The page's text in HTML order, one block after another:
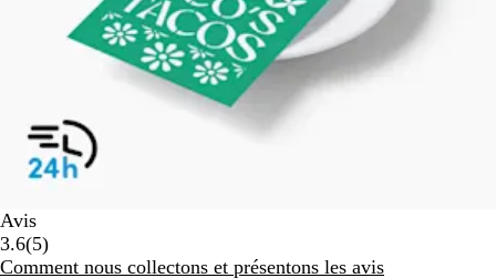
Avis
3.6(55
avis
)
Comment nous collectons et présentons les avis